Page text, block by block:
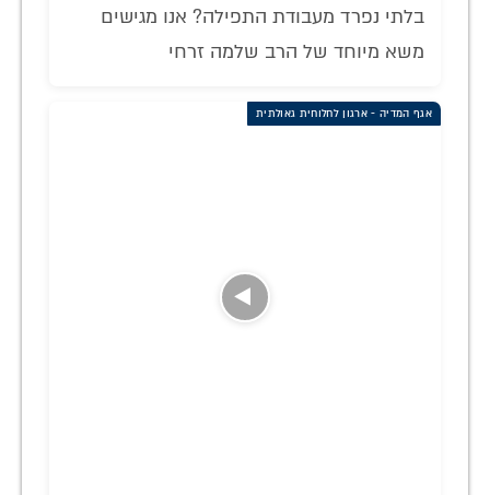
בלתי נפרד מעבודת התפילה? אנו מגישים
משא מיוחד של הרב שלמה זרחי
אגף המדיה - ארגון לחלוחית גאולתית